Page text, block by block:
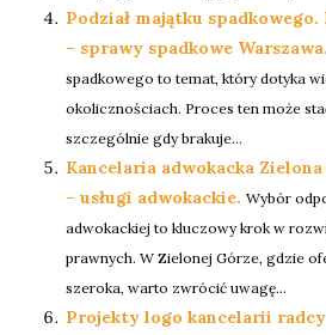
Podział majątku
– sprawy spadkowe Warszawa.
spadkowego to temat, który dotyka
okolicznościach. Proces ten może
szczególnie gdy brakuje...
Kancelaria adwokacka
– usługi adwokackie. Wybór
adwokackiej to kluczowy krok w
prawnych. W Zielonej Górze, gdzie
szeroka, warto zwrócić uwagę...
Projekty logo kancelarii